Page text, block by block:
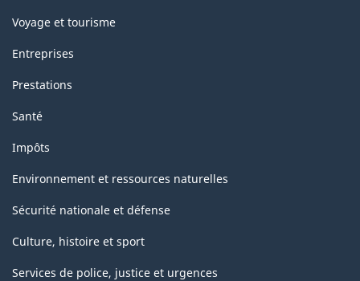
Voyage et tourisme
Entreprises
Prestations
Santé
Impôts
Environnement et ressources naturelles
Sécurité nationale et défense
Culture, histoire et sport
Services de police, justice et urgences